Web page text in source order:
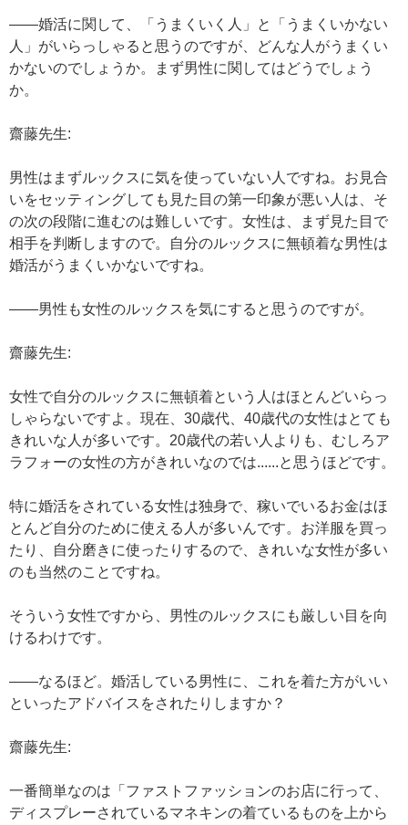
——婚活に関して、「うまくいく人」と「うまくいかない
人」がいらっしゃると思うのですが、どんな人がうまくい
かないのでしょうか。まず男性に関してはどうでしょう
か。
齋藤先生:
男性はまずルックスに気を使っていない人ですね。お見合
いをセッティングしても見た目の第一印象が悪い人は、そ
の次の段階に進むのは難しいです。女性は、まず見た目で
相手を判断しますので。自分のルックスに無頓着な男性は
婚活がうまくいかないですね。
——男性も女性のルックスを気にすると思うのですが。
齋藤先生:
女性で自分のルックスに無頓着という人はほとんどいらっ
しゃらないですよ。現在、30歳代、40歳代の女性はとても
きれいな人が多いです。20歳代の若い人よりも、むしろア
ラフォーの女性の方がきれいなのでは......と思うほどです。
特に婚活をされている女性は独身で、稼いでいるお金はほ
とんど自分のために使える人が多いんです。お洋服を買っ
たり、自分磨きに使ったりするので、きれいな女性が多い
のも当然のことですね。
そういう女性ですから、男性のルックスにも厳しい目を向
けるわけです。
——なるほど。婚活している男性に、これを着た方がいい
といったアドバイスをされたりしますか？
齋藤先生:
一番簡単なのは「ファストファッションのお店に行って、
ディスプレーされているマネキンの着ているものを上から